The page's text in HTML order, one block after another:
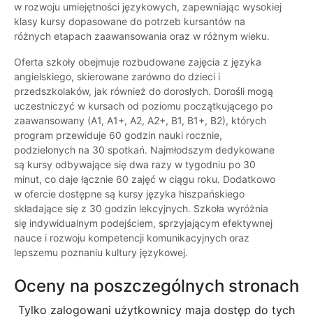
w rozwoju umiejętności językowych, zapewniając wysokiej
klasy kursy dopasowane do potrzeb kursantów na
różnych etapach zaawansowania oraz w różnym wieku.
Oferta szkoły obejmuje rozbudowane zajęcia z języka
angielskiego, skierowane zarówno do dzieci i
przedszkolaków, jak również do dorosłych. Dorośli mogą
uczestniczyć w kursach od poziomu początkującego po
zaawansowany (A1, A1+, A2, A2+, B1, B1+, B2), których
program przewiduje 60 godzin nauki rocznie,
podzielonych na 30 spotkań. Najmłodszym dedykowane
są kursy odbywające się dwa razy w tygodniu po 30
minut, co daje łącznie 60 zajęć w ciągu roku. Dodatkowo
w ofercie dostępne są kursy języka hiszpańskiego
składające się z 30 godzin lekcyjnych. Szkoła wyróżnia
się indywidualnym podejściem, sprzyjającym efektywnej
nauce i rozwoju kompetencji komunikacyjnych oraz
lepszemu poznaniu kultury językowej.
Oceny na poszczególnych stronach
Tylko zalogowani użytkownicy maja dostęp do tych